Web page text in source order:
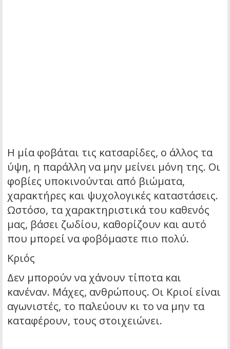
Η μία φοβάται τις κατσαρίδες, ο άλλος τα
ύψη, η παράλλη να μην μείνει μόνη της. Οι
φοβίες υποκινούνται από βιώματα,
χαρακτήρες και ψυχολογικές καταστάσεις.
Ωστόσο, τα χαρακτηριστικά του καθενός
μας, βάσει ζωδίου, καθορίζουν και αυτό
που μπορεί να φοβόμαστε πιο πολύ.
Κριός
Δεν μπορούν να χάνουν τίποτα και
κανέναν. Μάχες, ανθρώπους. Οι Κριοί είναι
αγωνιστές, το παλεύουν κι το να μην τα
καταφέρουν, τους στοιχειώνει.